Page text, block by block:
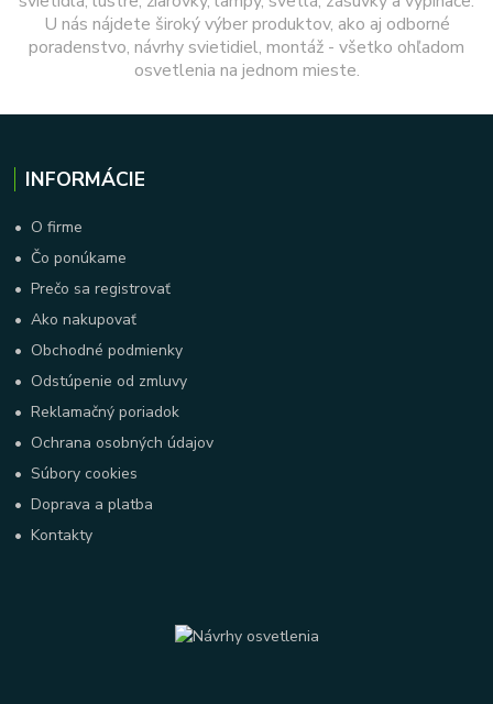
U nás nájdete široký výber produktov, ako aj odborné
poradenstvo, návrhy svietidiel, montáž - všetko ohľadom
osvetlenia na jednom mieste.
INFORMÁCIE
• O firme
• Čo ponúkame
•Prečo sa registrovať
•Ako nakupovať
• Obchodné podmienky
• Odstúpenie od zmluvy
•Reklamačný poriadok
• Ochrana osobných údajov
•Súbory cookies
•Doprava a platba
•Kontakty